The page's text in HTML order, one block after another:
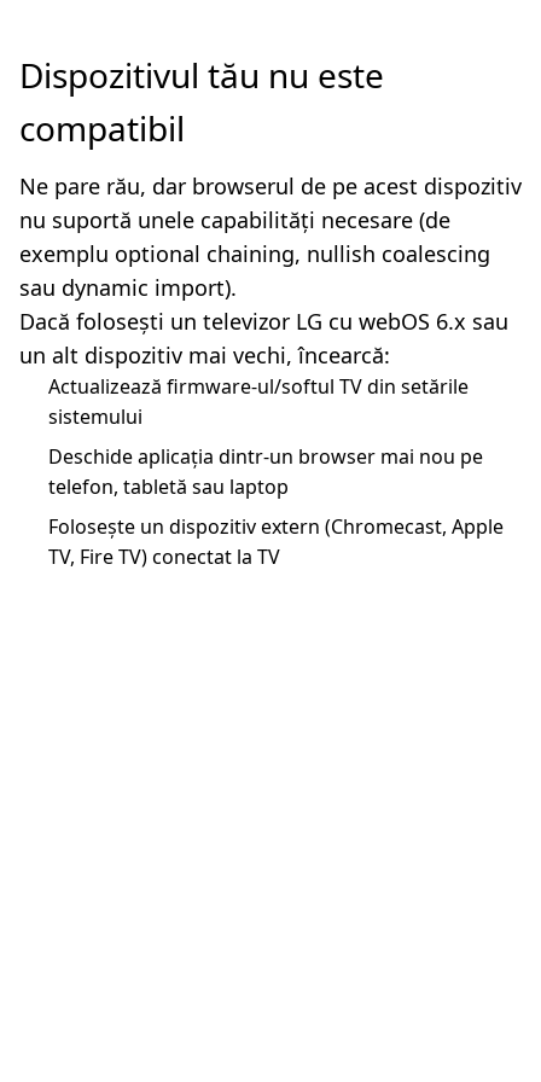
Dispozitivul tău nu este
compatibil
Ne pare rău, dar browserul de pe acest dispozitiv
nu suportă unele capabilități necesare (de
exemplu optional chaining, nullish coalescing
sau dynamic import).
Dacă folosești un televizor LG cu webOS 6.x sau
un alt dispozitiv mai vechi, încearcă:
Actualizează firmware-ul/softul TV din setările
sistemului
Deschide aplicația dintr-un browser mai nou pe
telefon, tabletă sau laptop
Folosește un dispozitiv extern (Chromecast, Apple
TV, Fire TV) conectat la TV